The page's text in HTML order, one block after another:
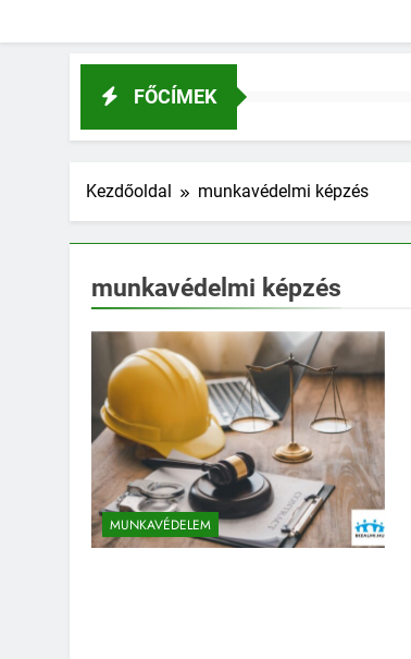
FŐCÍMEK
Kezdőoldal munkavédelmi képzés
munkavédelmi képzés
MUNKAVÉDELEM